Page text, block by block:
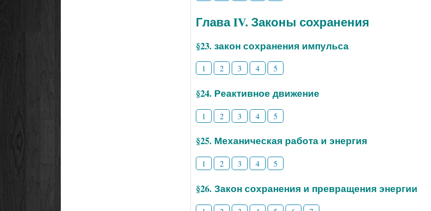
Глава IV. Законы сохранения
§23. закон сохранения импульса
1 2 3 4 5
§24. Реактивное движение
1 2 3 4 5
§25. Механическая работа и энергия
1 2 3 4 5
§26. Закон сохранения и превращения энергии